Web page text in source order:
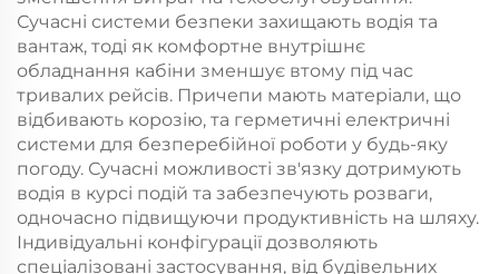
Сучасні системи безпеки захищають водія та
вантаж, тоді як комфортне внутрішнє
обладнання кабіни зменшує втому під час
тривалих рейсів. Причепи мають матеріали, що
відбивають корозію, та герметичні електричні
системи для безперебійної роботи у будь-яку
погоду. Сучасні можливості зв'язку дотримують
водія в курсі подій та забезпечують розваги,
одночасно підвищуючи продуктивність на шляху.
Індивідуальні конфігурації дозволяють
спеціалізовані застосування, від будівельних